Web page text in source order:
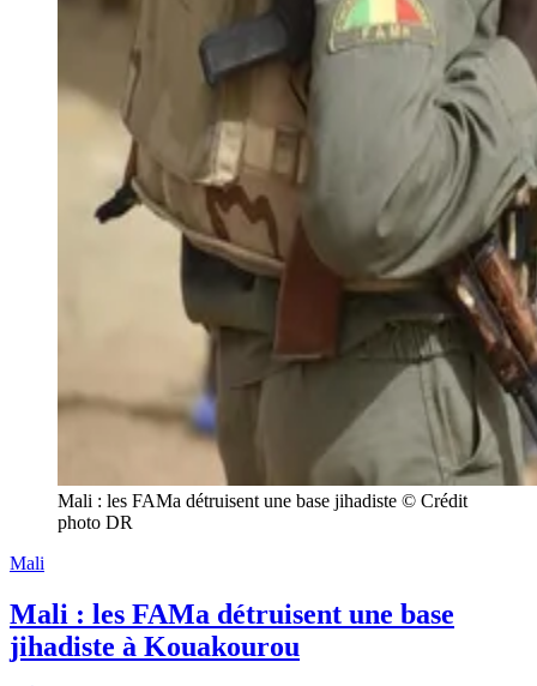
Mali : les FAMa détruisent une base jihadiste © Crédit
photo DR
Mali
Mali : les FAMa détruisent une base
jihadiste à Kouakourou